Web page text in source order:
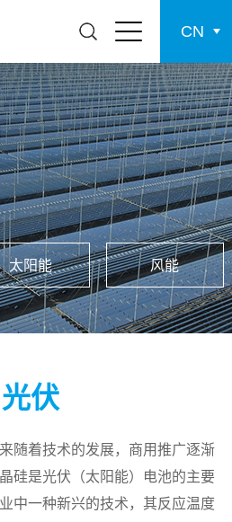
CN
光伏
随着技术的发展，商用推广逐渐
硅是光伏（太阳能）电池的主要
中一种新兴的技术，其反应温度
太阳能 风能